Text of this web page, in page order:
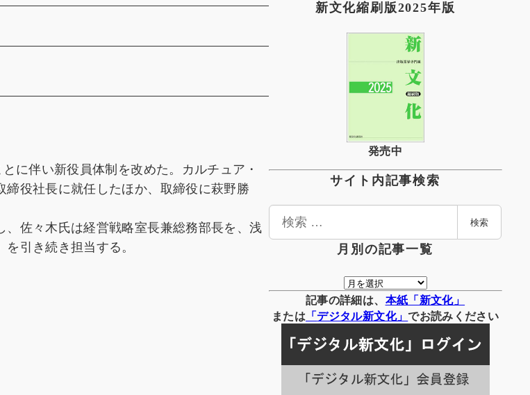
に伴い新役員体制を改めた。カルチュア・
役社長に就任したほか、取締役に萩野勝
佐々木氏は経営戦略室長兼総務部長を、浅
引き続き担当する。
新文化縮刷版2025年版
発売中
サイト内記事検索
検
検索
月別の記事一覧
月
別
の
事
一
覧
記事の詳細は、 本紙「新文化」
または 「デジタル新文化」でお読みください